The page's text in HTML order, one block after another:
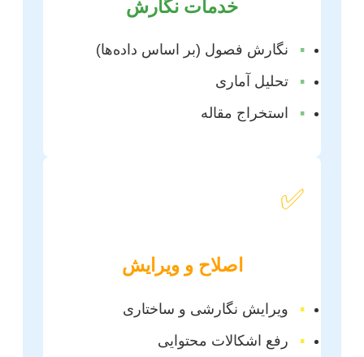
خدمات نگارش
▪
نگارش فصول (بر اساس داده‌ها)
▪
تحلیل آماری
▪
استخراج مقاله
✅
اصلاح و ویرایش
▪
ویرایش نگارشی و ساختاری
▪
رفع اشکالات محتوایی